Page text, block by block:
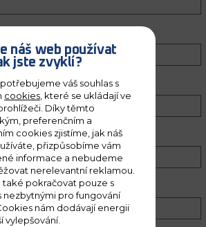
náš web používat
jste zvyklí?
váš souhlas s
cookies , které se ukládají ve
Díky těmto
preferenčním a
cookies zjistíme, jak náš
přizpůsobíme vám
informace a nebudeme
nerelevantní reklamou.
také pokračovat pouze s
nezbytnými pro fungování
nám dodávají energii
vylepšování.